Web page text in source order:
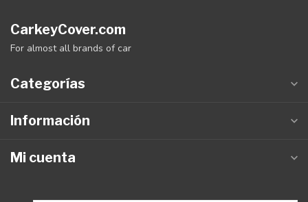
CarkeyCover.com
For almost all brands of car
Categorías
Información
Mi cuenta